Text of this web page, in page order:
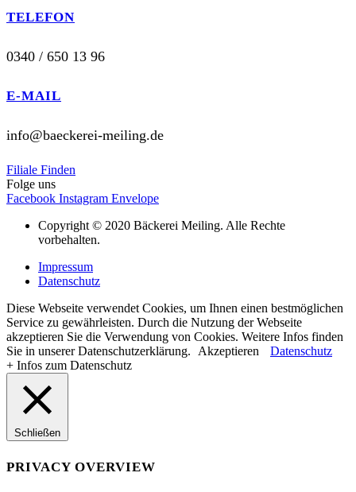
TELEFON
0340 / 650 13 96
E-MAIL
info@baeckerei-meiling.de
Filiale Finden
Folge uns
Facebook Instagram Envelope
Copyright © 2020 Bäckerei Meiling. Alle Rechte
vorbehalten.
Impressum
Datenschutz
Diese Webseite verwendet Cookies, um Ihnen einen bestmöglichen
Service zu gewährleisten. Durch die Nutzung der Webseite
akzeptieren Sie die Verwendung von Cookies. Weitere Infos finden
Sie in unserer Datenschutzerklärung. Akzeptieren
Datenschutz
+ Infos zum Datenschutz
Schließen
PRIVACY OVERVIEW